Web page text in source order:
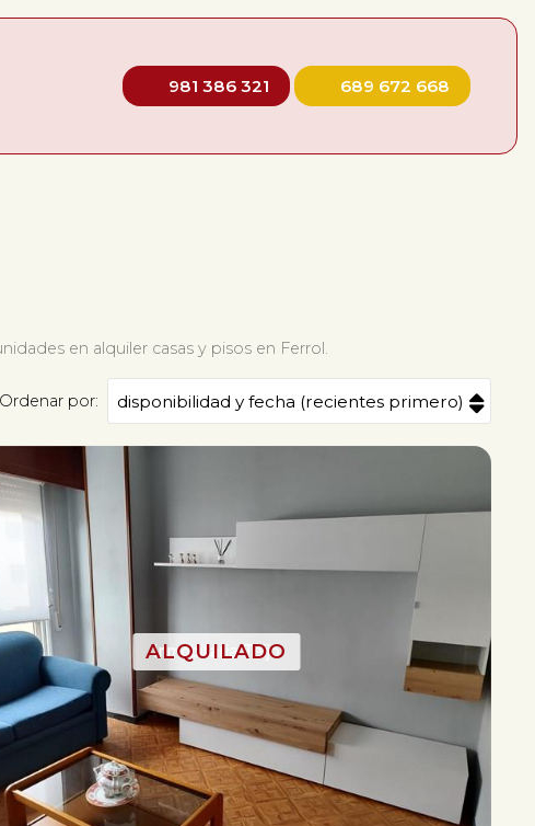
981 386 321 689 672 668
en alquiler casas y pisos en Ferrol.
Ordenar por: